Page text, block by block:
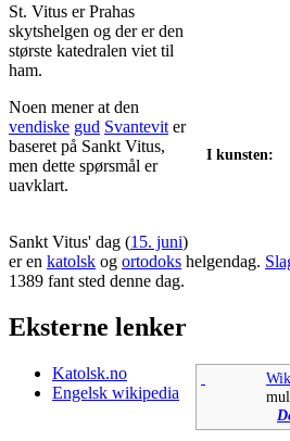
I kunsten:
St. Vitus er Prahas
skytshelgen og der er den
største katedralen viet til
ham.
Noen mener at den
vendiske gud Svantevit er
baseret på Sankt Vitus,
men dette spørsmål er
uavklart.
Sankt Vitus' dag (15. juni)
er en katolsk og ortodoks helgendag.
1389 fant sted denne dag.
Eksterne lenker
Katolsk.no
Engelsk wikipedia